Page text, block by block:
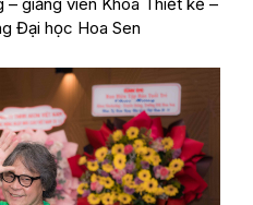
Đại học Hoa Sen